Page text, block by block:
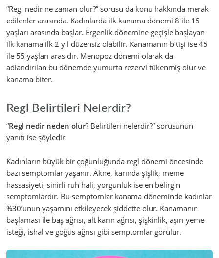
“Regl nedir ne zaman olur?” sorusu da konu hakkında merak
edilenler arasında. Kadınlarda ilk kanama dönemi 8 ile 15
yaşları arasında başlar. Ergenlik dönemine geçişle başlayan
ilk kanama ilk 2 yıl düzensiz olabilir. Kanamanın bitişi ise 45
ile 55 yaşları arasıdır. Menopoz dönemi olarak da
adlandırılan bu dönemde yumurta rezervi tükenmiş olur ve
kanama biter.
Regl Belirtileri Nelerdir?
“Regl nedir neden olur? Belirtileri nelerdir?” sorusunun
yanıtı ise şöyledir:
Kadınların büyük bir çoğunluğunda regl dönemi öncesinde
bazı semptomlar yaşanır. Akne, karında şişlik, meme
hassasiyeti, sinirli ruh hali, yorgunluk ise en belirgin
semptomlardır. Bu semptomlar kanama döneminde kadınlar
%30’unun yaşamını etkileyecek şiddette olur. Kanamanın
başlaması ile baş ağrısı, alt karın ağrısı, şişkinlik, aşırı yeme
isteği, ishal ve göğüs ağrısı gibi semptomlar görülür.